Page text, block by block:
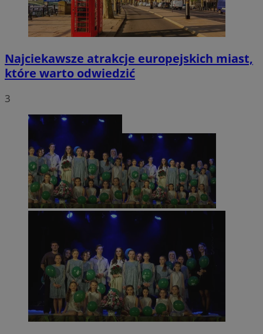
Najciekawsze atrakcje europejskich miast,
które warto odwiedzić
3